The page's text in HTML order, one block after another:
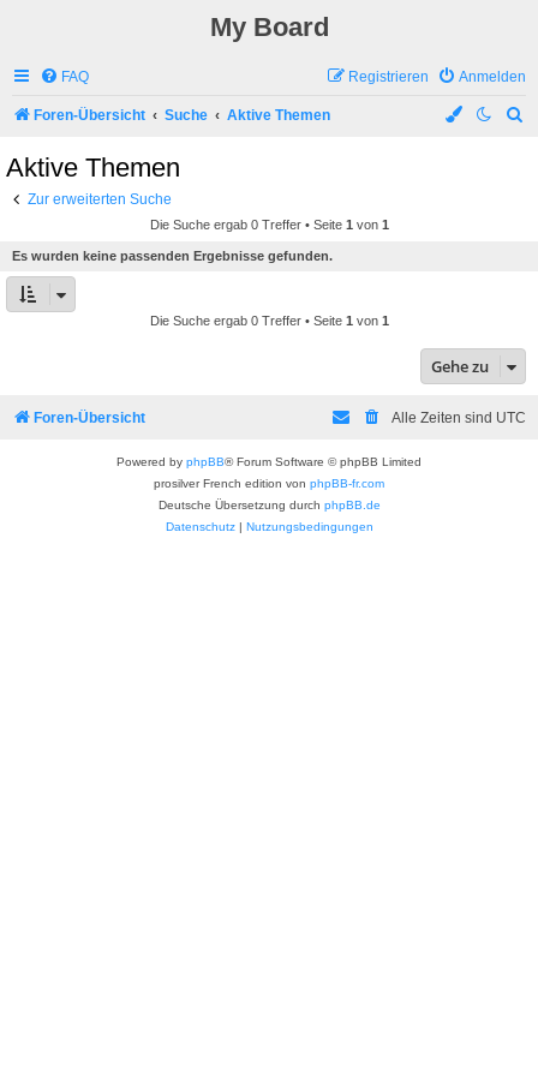
My Board
FAQ Anmelden
Registrieren
Foren-Übersicht Suche Aktive Themen
Aktive Themen
Zur erweiterten Suche
Die Suche ergab 0 Treffer • Seite 1von 1
Es wurden keine passenden Ergebnisse gefunden.
Die Suche ergab 0 Treffer • Seite 1von 1
Gehe zu
Foren-Übersicht Alle Zeiten sind UTC
Powered by phpBB® Forum Software © phpBB Limited
prosilver French edition von phpBB-fr.com
Deutsche Übersetzung durch phpBB.de
Datenschutz| Nutzungsbedingungen